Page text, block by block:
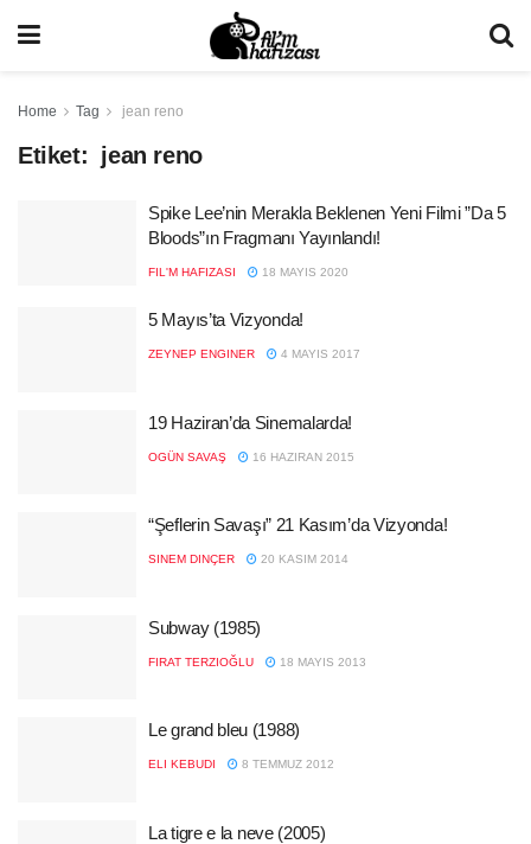
Home Tag jean reno
Etiket: jean reno
Spike Lee’nin Merakla Beklenen Yeni Filmi ”Da 5
Bloods”ın Fragmanı Yayınlandı!
FIL'M HAFIZASI 18 MAYIS 2020
5 Mayıs’ta Vizyonda!
ZEYNEP ENGINER 4 MAYIS 2017
19 Haziran’da Sinemalarda!
OGÜN SAVAŞ 16 HAZIRAN 2015
“Şeflerin Savaşı” 21 Kasım’da Vizyonda!
SINEM DINÇER 20 KASIM 2014
Subway (1985)
FIRAT TERZIOĞLU 18 MAYIS 2013
Le grand bleu (1988)
ELI KEBUDI 8 TEMMUZ 2012
La tigre e la neve (2005)